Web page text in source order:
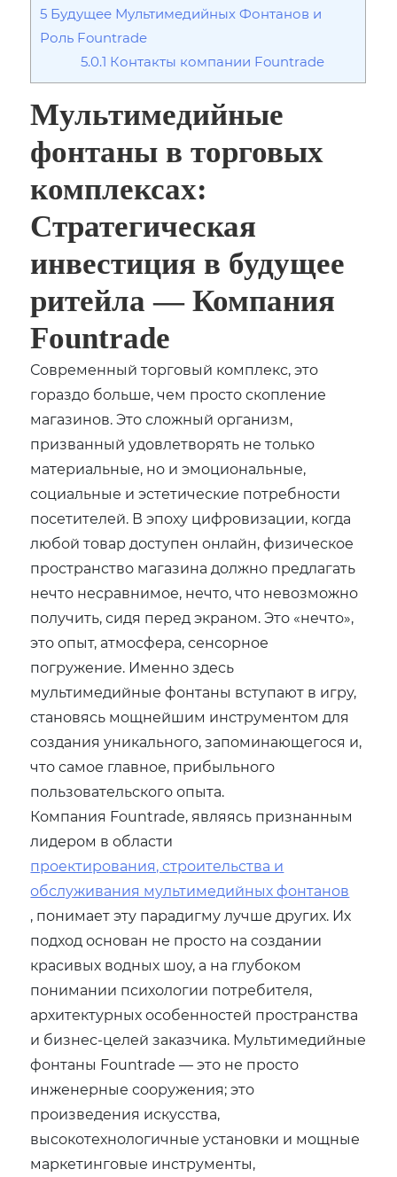
5 Будущее Мультимедийных Фонтанов и
Роль Fountrade
5.0.1 Контакты компании Fountrade
Мультимедийные
фонтаны в торговых
комплексах:
Стратегическая
инвестиция в будущее
ритейла — Компания
Fountrade
Современный торговый комплекс, это
гораздо больше, чем просто скопление
магазинов. Это сложный организм,
призванный удовлетворять не только
материальные, но и эмоциональные,
социальные и эстетические потребности
посетителей. В эпоху цифровизации, когда
любой товар доступен онлайн, физическое
пространство магазина должно предлагать
нечто несравнимое, нечто, что невозможно
получить, сидя перед экраном. Это «нечто»,
это опыт, атмосфера, сенсорное
погружение. Именно здесь
мультимедийные фонтаны вступают в игру,
становясь мощнейшим инструментом для
создания уникального, запоминающегося и,
что самое главное, прибыльного
пользовательского опыта.
Компания Fountrade, являясь признанным
лидером в области
проектирования, строительства и
обслуживания мультимедийных фонтанов
, понимает эту парадигму лучше других. Их
подход основан не просто на создании
красивых водных шоу, а на глубоком
понимании психологии потребителя,
архитектурных особенностей пространства
и бизнес-целей заказчика. Мультимедийные
фонтаны Fountrade — это не просто
инженерные сооружения; это
произведения искусства,
высокотехнологичные установки и мощные
маркетинговые инструменты,